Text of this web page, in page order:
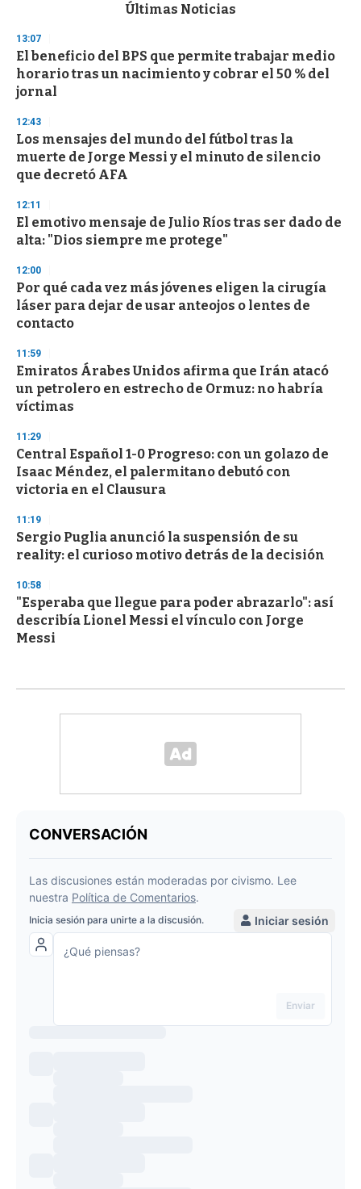
d
s
o
f
3
s
e
c
o
n
d
Últimas Noticias
13:07
El beneficio del BPS que permite trabajar medio
horario tras un nacimiento y cobrar el 50 % del
jornal
12:43
Los mensajes del mundo del fútbol tras la
muerte de Jorge Messi y el minuto de silencio
que decretó AFA
12:11
El emotivo mensaje de Julio Ríos tras ser dado de
alta: "Dios siempre me protege"
12:00
Por qué cada vez más jóvenes eligen la cirugía
láser para dejar de usar anteojos o lentes de
contacto
11:59
Emiratos Árabes Unidos afirma que Irán atacó
un petrolero en estrecho de Ormuz: no habría
víctimas
11:29
Central Español 1-0 Progreso: con un golazo de
Isaac Méndez, el palermitano debutó con
victoria en el Clausura
11:19
Sergio Puglia anunció la suspensión de su
reality: el curioso motivo detrás de la decisión
10:58
"Esperaba que llegue para poder abrazarlo": así
describía Lionel Messi el vínculo con Jorge
Messi